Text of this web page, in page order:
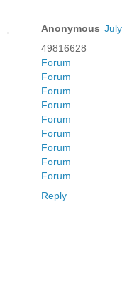
Anonymous
49816628
Forum
Forum
Forum
Forum
Forum
Forum
Forum
Forum
Forum
Reply